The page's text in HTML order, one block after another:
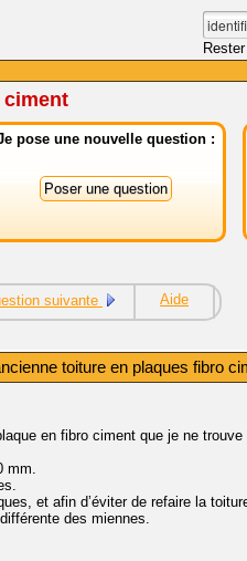
ciment
pose une nouvelle question :
suivante Aide
toiture en plaques fibro
en fibro ciment que je ne
mm.
et afin d’éviter de refaire la
des miennes.